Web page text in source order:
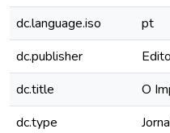
dc.language.iso
pt
dc.publisher
dc.title
O
dc.type